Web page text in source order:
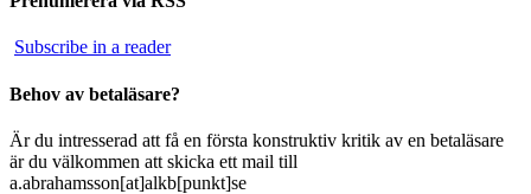
Subscribe in a reader
Behov av betaläsare?
Är du intresserad att få en första konstruktiv kritik av en betaläsare
är du välkommen att skicka ett mail till
a.abrahamsson[at]alkb[punkt]se